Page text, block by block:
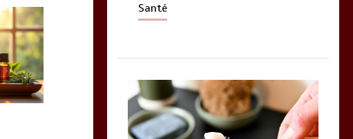
Santé